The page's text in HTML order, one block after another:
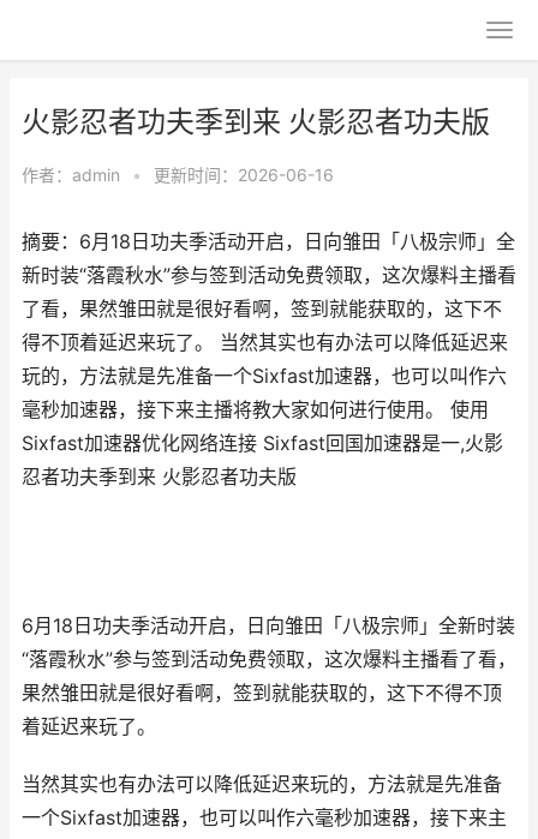
火影忍者功夫季到来 火影忍者功夫版
作者： admin • 更新时间：2026-06-16
摘要：6月18日功夫季活动开启，日向雏田「八极宗师」全
新时装“落霞秋水”参与签到活动免费领取，这次爆料主播看
了看，果然雏田就是很好看啊，签到就能获取的，这下不
得不顶着延迟来玩了。 当然其实也有办法可以降低延迟来
玩的，方法就是先准备一个Sixfast加速器，也可以叫作六
毫秒加速器，接下来主播将教大家如何进行使用。 使用
Sixfast加速器优化网络连接 Sixfast回国加速器是一,火影
忍者功夫季到来 火影忍者功夫版
6月18日功夫季活动开启，日向雏田「八极宗师」全新时装
“落霞秋水”参与签到活动免费领取，这次爆料主播看了看，
果然雏田就是很好看啊，签到就能获取的，这下不得不顶
着延迟来玩了。
当然其实也有办法可以降低延迟来玩的，方法就是先准备
一个Sixfast加速器，也可以叫作六毫秒加速器，接下来主